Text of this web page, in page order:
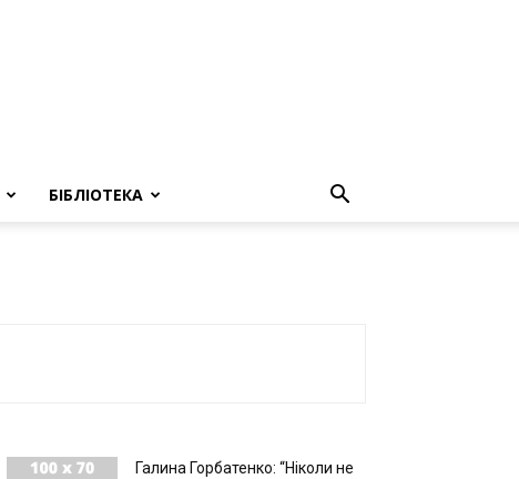
БІБЛІОТЕКА
Галина Горбатенко: “Ніколи не